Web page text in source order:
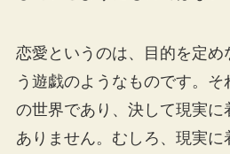
恋愛というのは、目的を定め
う遊戯のようなものです。
の世界であり、決して現実に
ありません。むしろ、現実に